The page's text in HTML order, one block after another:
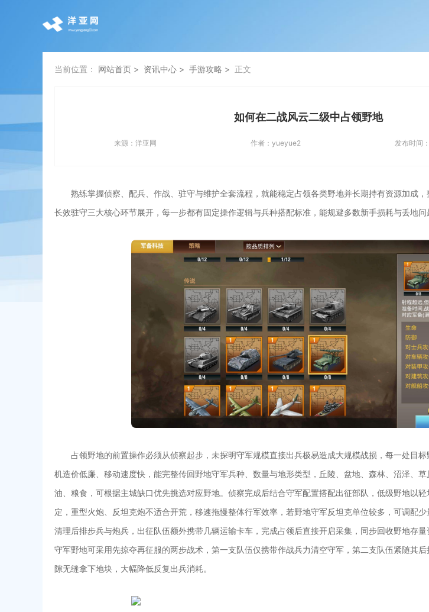
当前位置： 网站首页 资讯中心 手游攻略 正文
如何在二战风云二级中占领野地
来源： 洋亚网 作者： yueyue2 发布时间：
熟练掌握侦察、配兵、作战、驻守与维护全套流程，就能稳定占领各类野地并长期持有资源加成，
长效驻守三大核心环节展开，每一步都有固定操作逻辑与兵种搭配标准，能规避多数新手损耗与丢地问
占领野地的前置操作必须从侦察起步，未探明守军规模直接出兵极易造成大规模战损，每一处目
机造价低廉、移动速度快，能完整传回野地守军兵种、数量与地形类型，丘陵、盆地、森林、沼泽、
油、粮食，可根据主城缺口优先挑选对应野地。侦察完成后结合守军配置搭配出征部队，低级野地以
定，重型火炮、反坦克炮不适合开荒，移速拖慢整体行军效率，若野地守军反坦克单位较多，可调配
清理后排步兵与炮兵，出征队伍额外携带几辆运输卡车，完成占领后直接开启采集，同步回收野地存
守军野地可采用先掠夺再征服的两步战术，第一支队伍仅携带作战兵力清空守军，第二支队伍紧随其
隙无缝拿下地块，大幅降低反复出兵消耗。